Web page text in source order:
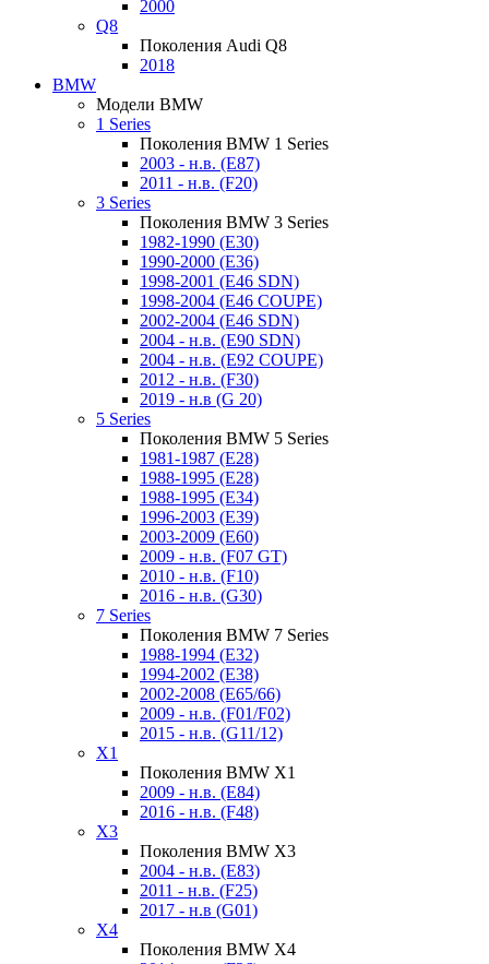
2000
Q8
Поколения Audi Q8
2018
BMW
Модели BMW
1 Series
Поколения BMW 1 Series
2003 - н.в. (E87)
2011 - н.в. (F20)
3 Series
Поколения BMW 3 Series
1982-1990 (E30)
1990-2000 (E36)
1998-2001 (E46 SDN)
1998-2004 (E46 COUPE)
2002-2004 (E46 SDN)
2004 - н.в. (E90 SDN)
2004 - н.в. (E92 COUPE)
2012 - н.в. (F30)
2019 - н.в (G 20)
5 Series
Поколения BMW 5 Series
1981-1987 (E28)
1988-1995 (E28)
1988-1995 (E34)
1996-2003 (E39)
2003-2009 (E60)
2009 - н.в. (F07 GT)
2010 - н.в. (F10)
2016 - н.в. (G30)
7 Series
Поколения BMW 7 Series
1988-1994 (E32)
1994-2002 (E38)
2002-2008 (E65/66)
2009 - н.в. (F01/F02)
2015 - н.в. (G11/12)
X1
Поколения BMW X1
2009 - н.в. (E84)
2016 - н.в. (F48)
X3
Поколения BMW X3
2004 - н.в. (E83)
2011 - н.в. (F25)
2017 - н.в (G01)
X4
Поколения BMW X4